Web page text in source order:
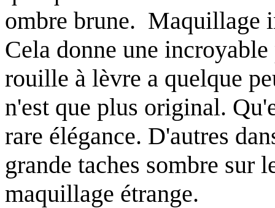
ombre brune. Maquillage
Cela donne une
rouille à lèvre a quelque
n'est que plus original.
rare élégance. D'autres
grande taches sombre sur
maquillage étrange.